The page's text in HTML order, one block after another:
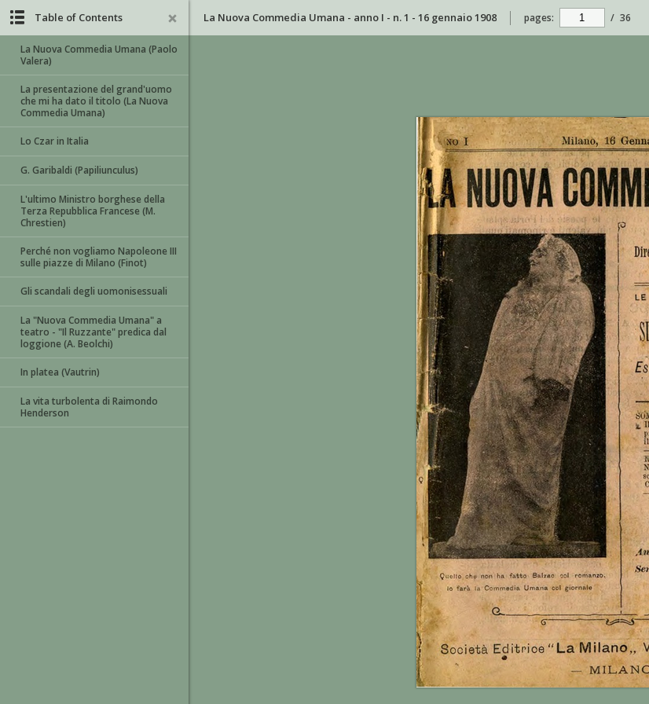
La Nuova Commedia Umana - anno I - n. 1 - 16 gennaio 1908 pages: / 36
Table of Contents
La Nuova Commedia Umana (Paolo
Valera)
La presentazione del grand'uomo
che mi ha dato il titolo (La Nuova
Commedia Umana)
Lo Czar in Italia
G. Garibaldi (Papiliunculus)
L'ultimo Ministro borghese della
Terza Repubblica Francese (M.
Chrestien)
Perché non vogliamo Napoleone III
sulle piazze di Milano (Finot)
Gli scandali degli uomonisessuali
La "Nuova Commedia Umana" a
teatro - "Il Ruzzante" predica dal
loggione (A. Beolchi)
In platea (Vautrin)
La vita turbolenta di Raimondo
Henderson